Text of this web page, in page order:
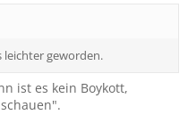
leichter geworden.
ist es kein Boykott,